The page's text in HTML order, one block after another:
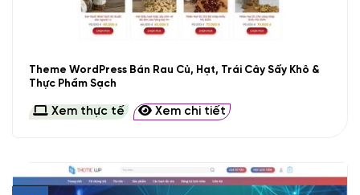
Theme WordPress Bán Rau Củ, Hạt, Trái Cây Sấy Khô &
Thực Phẩm Sạch
Xem thực tế Xem chi tiết